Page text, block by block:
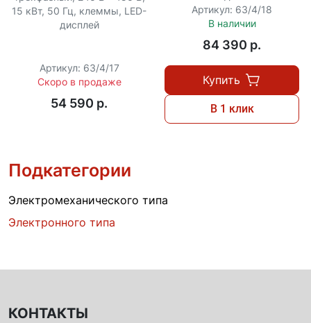
15 кВт, 50 Гц, клеммы, LED-
дисплей
Артикул: 63/4/17
Скоро в продаже
54 590 p.
Артикул: 63/4/18
В наличии
84 390 p.
Купить
В 1 клик
Подкатегории
Электромеханического типа
Электронного типа
КОНТАКТЫ